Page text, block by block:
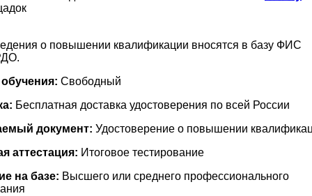
о повышении квалификации вносятся в базу ФИС
Свободный
Бесплатная доставка удостоверения по всей России
документ: Удостоверение о повышении
аттестация: Итоговое тестирование
на базе: Высшего или среднего профессионального